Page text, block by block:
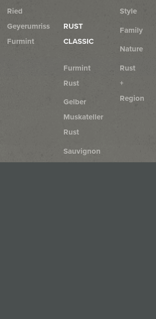
Ried
Geyerumriss
Furmint
RUST
CLASSIC
Furmint
Rust
Gelber
Muskateller
Rust
Sauvignon
Style
Family
Nature
Rust
+
Region